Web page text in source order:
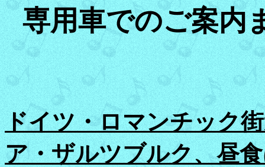
専用車でのご案内
ドイツ・ロマンチック
ア・ザルツブルク、昼